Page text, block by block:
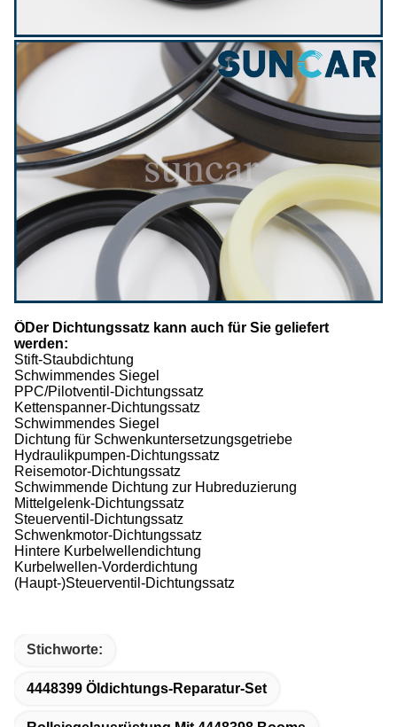
ÖDer Dichtungssatz kann auch für Sie geliefert
werden:
Stift-Staubdichtung
Schwimmendes Siegel
PPC/Pilotventil-Dichtungssatz
Kettenspanner-Dichtungssatz
Schwimmendes Siegel
Dichtung für Schwenkuntersetzungsgetriebe
Hydraulikpumpen-Dichtungssatz
Reisemotor-Dichtungssatz
Schwimmende Dichtung zur Hubreduzierung
Mittelgelenk-Dichtungssatz
Steuerventil-Dichtungssatz
Schwenkmotor-Dichtungssatz
Hintere Kurbelwellendichtung
Kurbelwellen-Vorderdichtung
(Haupt-)Steuerventil-Dichtungssatz
Stichworte:
4448399 Öldichtungs-Reparatur-Set